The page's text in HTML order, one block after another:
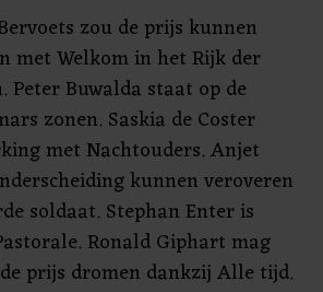
zou de prijs kunnen
met Welkom in het Rijk der
Peter Buwalda staat op de
zonen. Saskia de Coster
met Nachtouders. Anjet
kunnen veroveren
soldaat. Stephan Enter is
Ronald Giphart mag
prijs dromen dankzij Alle tijd.